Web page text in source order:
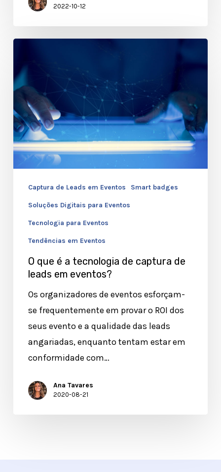
2022-10-12
é
a
tecnologia
de
captura
eventos?
Captura de Leads em Eventos Smart badges
Soluções Digitais para Eventos
Tecnologia para Eventos
Tendências em Eventos
O que é a tecnologia de captura de
leads em eventos?
Os organizadores de eventos esforçam-
se frequentemente em provar o ROI dos
seus evento e a qualidade das leads
angariadas, enquanto tentam estar em
conformidade com…
Ana Tavares
2020-08-21